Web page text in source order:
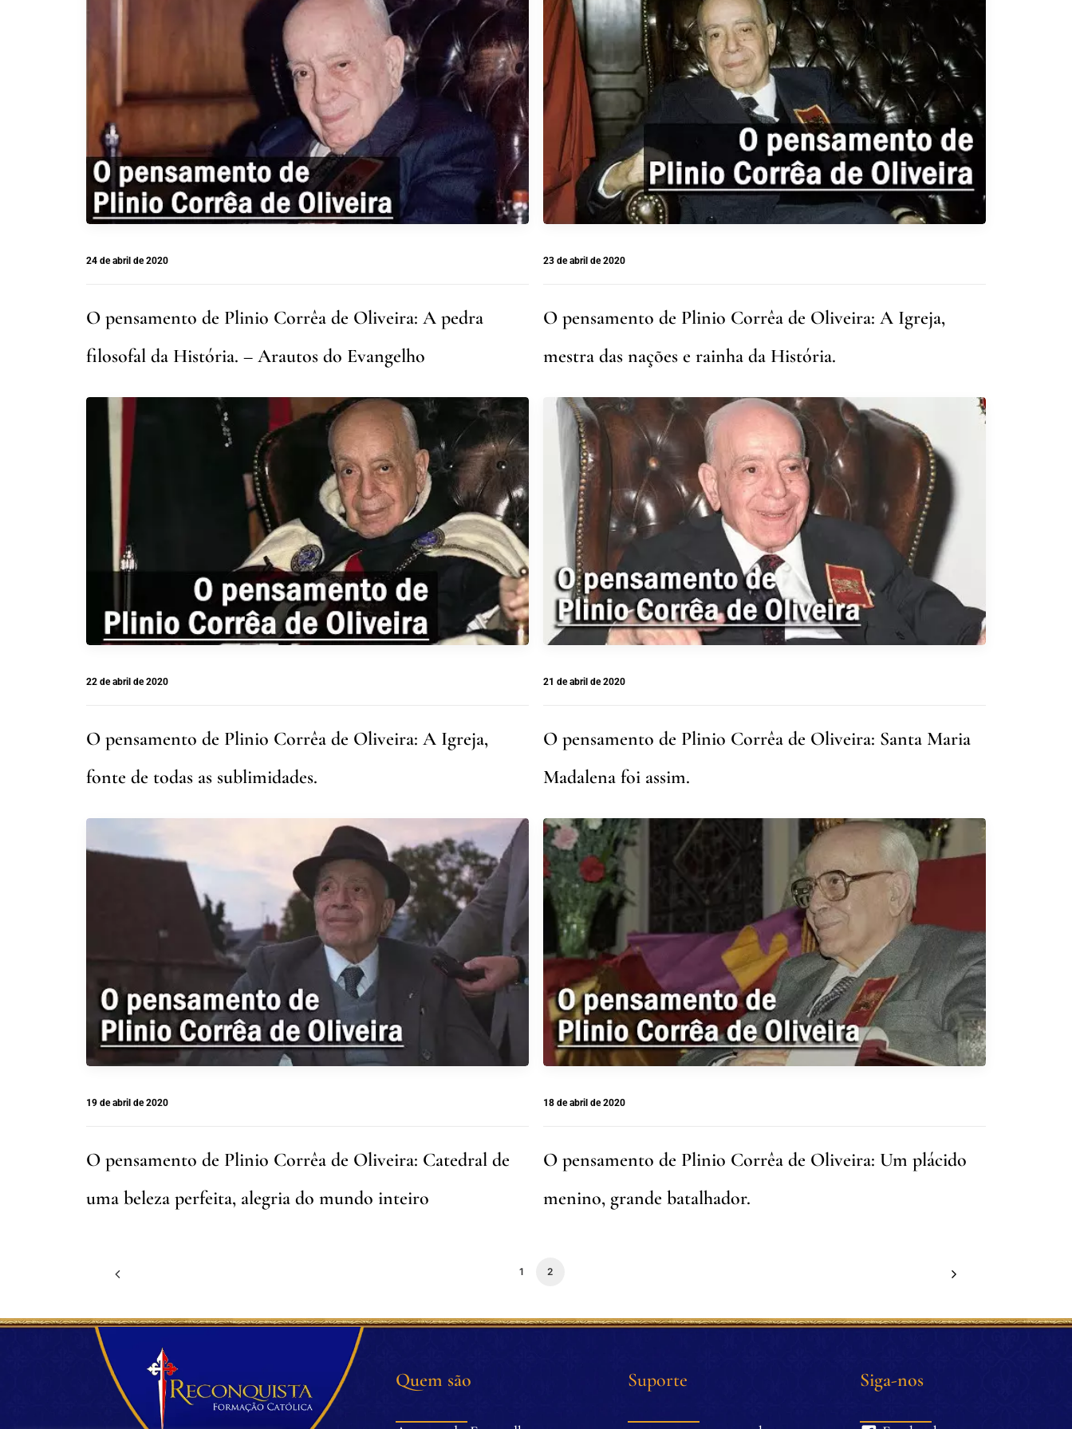
24 de abril de 2020
O pensamento de Plinio Corrêa de Oliveira: A pedra
filosofal da História. – Arautos do Evangelho
23 de abril de 2020
O pensamento de Plinio Corrêa de Oliveira: A Igreja,
mestra das nações e rainha da História.
22 de abril de 2020
O pensamento de Plinio Corrêa de Oliveira: A Igreja,
fonte de todas as sublimidades.
21 de abril de 2020
O pensamento de Plinio Corrêa de Oliveira: Santa Maria
Madalena foi assim.
19 de abril de 2020
O pensamento de Plinio Corrêa de Oliveira: Catedral de
uma beleza perfeita, alegria do mundo inteiro
18 de abril de 2020
O pensamento de Plinio Corrêa de Oliveira: Um plácido
menino, grande batalhador.
1 2
Quem são Suporte Siga-nos